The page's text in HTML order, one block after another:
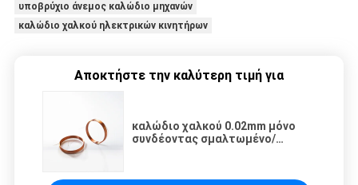
υποβρύχιο άνεμος καλώδιο μηχανών
καλώδιο χαλκού ηλεκτρικών κινητήρων
Αποκτήστε την καλύτερη τιμή για
καλώδιο χαλκού 0.02mm μόνο
συνδέοντας σμαλτωμένο/